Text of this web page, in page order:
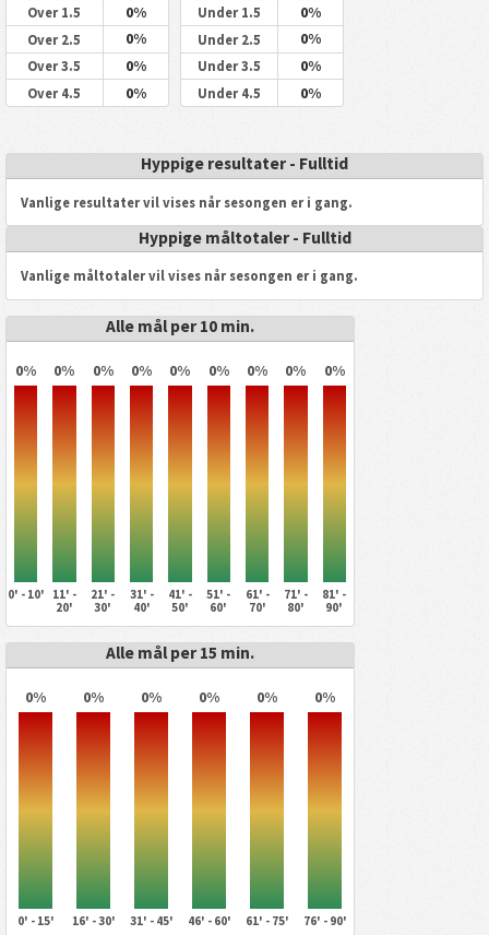
Over 1.5 0%
Over 2.5 0%
Over 3.5 0%
Over 4.5 0%
Under 1.5 0%
Under 2.5 0%
Under 3.5 0%
Under 4.5 0%
Hyppige resultater - Fulltid
Vanlige resultater vil vises når sesongen er i gang.
Hyppige måltotaler - Fulltid
Vanlige måltotaler vil vises når sesongen er i gang.
Alle mål per 10 min.
0% 0% 0% 0% 0% 0% 0% 0% 0%
0' - 10'
11' -
20'
21' -
30'
31' -
40'
41' -
50'
51' -
60'
61' -
70'
71' -
80'
81' -
90'
Alle mål per 15 min.
0% 0% 0% 0% 0% 0%
0' - 15' 16' - 30' 31' - 45' 46' - 60' 61' - 75' 76' - 90'